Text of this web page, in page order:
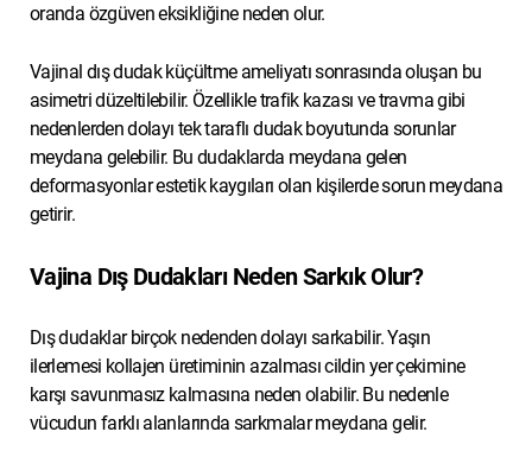
oranda özgüven eksikliğine neden olur.
Vajinal dış dudak küçültme ameliyatı sonrasında oluşan bu
asimetri düzeltilebilir. Özellikle trafik kazası ve travma gibi
nedenlerden dolayı tek taraflı dudak boyutunda sorunlar
meydana gelebilir. Bu dudaklarda meydana gelen
deformasyonlar estetik kaygıları olan kişilerde sorun meydana
getirir.
Vajina Dış Dudakları Neden Sarkık Olur?
Dış dudaklar birçok nedenden dolayı sarkabilir. Yaşın
ilerlemesi kollajen üretiminin azalması cildin yer çekimine
karşı savunmasız kalmasına neden olabilir. Bu nedenle
vücudun farklı alanlarında sarkmalar meydana gelir.